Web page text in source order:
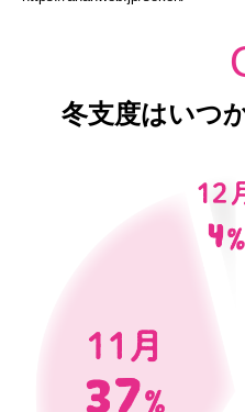
冬支度はいつ